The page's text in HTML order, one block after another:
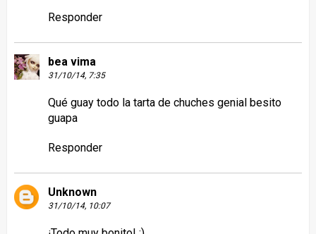
Responder
bea vima
31/10/14, 7:35
Qué guay todo la tarta de chuches genial besito
guapa
Responder
Unknown
31/10/14, 10:07